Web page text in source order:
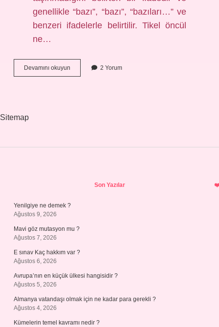
genellikle “bazı”, “bazı”, “bazıları…” ve
benzeri ifadelerle belirtilir. Tikel öncül
ne…
Devamını okuyun
Ne
2 Yorum
Sitemap
Son Yazılar
Yenilgiye ne demek ?
Ağustos 9, 2026
Mavi göz mutasyon mu ?
Ağustos 7, 2026
E sınav Kaç hakkım var ?
Ağustos 6, 2026
Avrupa’nın en küçük ülkesi hangisidir ?
Ağustos 5, 2026
Almanya vatandaşı olmak için ne kadar para gerekli ?
Ağustos 4, 2026
Kümelerin temel kavramı nedir ?